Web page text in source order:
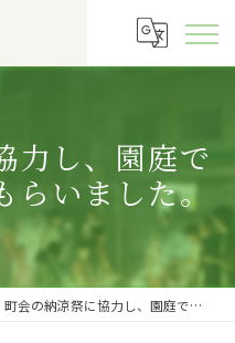
力し、園庭で
いました。
町会の納涼祭に協力し、園庭で花火を楽しんでもらいました。